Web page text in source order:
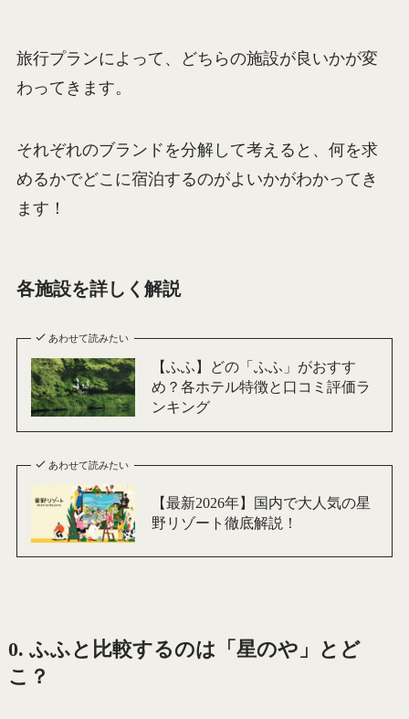
旅行プランによって、どちらの施設が良いかが変
わってきます。
それぞれのブランドを分解して考えると、何を求
めるかでどこに宿泊するのがよいかがわかってき
ます！
各施設を詳しく解説
あわせて読みたい
【ふふ】どの「ふふ」がおすす
め？各ホテル特徴と口コミ評価ラ
ンキング
あわせて読みたい
【最新2026年】国内で大人気の星
野リゾート徹底解説！
0. ふふと比較するのは「星のや」とど
こ？